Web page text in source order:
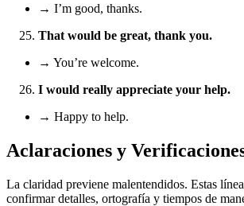
→ I’m good, thanks.
That would be great, thank you.
→ You’re welcome.
I would really appreciate your help.
→ Happy to help.
Aclaraciones y
La claridad previene malentendidos. Estas
confirmar detalles, ortografía y tiempos de